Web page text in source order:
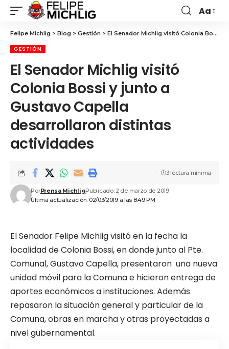
Aa
Felipe Michlig > Blog > Gestión > El Senador Michlig visitó Colonia Bossi y junto a Gustavo Capella desarrollaron distintas actividades
GESTIÓN
El Senador Michlig visitó
Colonia Bossi y junto a
Gustavo Capella
desarrollaron distintas
actividades
Última actualización: 02/03/2019 a las 8:49 PM
PorPrensa MichligPublicado: 2 de marzo de 2019
3 lectura mínima
El Senador Felipe Michlig visitó en la fecha la
localidad de Colonia Bossi, en donde junto al Pte.
Comunal, Gustavo Capella, presentaron una nueva
unidad móvil para la Comuna e hicieron entrega de
aportes económicos a instituciones. Además
repasaron la situación general y particular de la
Comuna, obras en marcha y otras proyectadas a
nivel gubernamental.